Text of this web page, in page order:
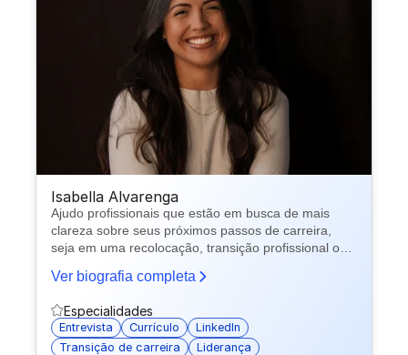
Isabella Alvarenga
Ajudo profissionais que estão em busca de mais
clareza sobre seus próximos passos de carreira,
seja em uma recolocação, transição profissional ou
autoconhecimento e do posicionamento estratégico,
confiança e se apresentar ao mercado de forma
mais assertiva.
Ver biografia completa
Especialidades
Entrevista Currículo
LinkedIn
Transição de carreira
Liderança